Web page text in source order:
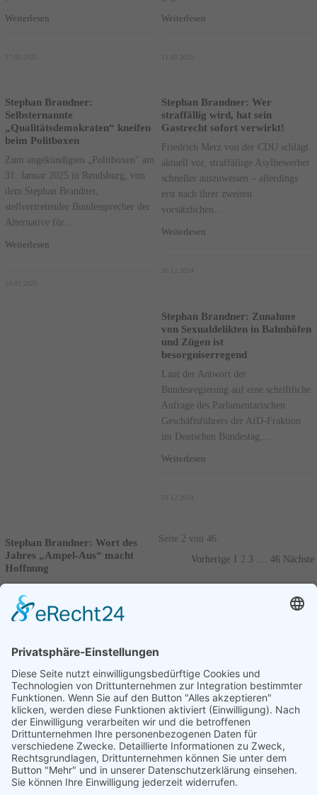
Weiterlesen Weiterlesen
Stephan Brandner:
Selbsternannte
„Qualitätsdemokraten“ kneifen
beim Politboxen
Zum angekündigten „Politboxen“ am
31. Januar 2025 in Rendsburg, von
dem Stephan Brandner,
stellvertretender Bundessprecher der
Alternative für...
Weiterlesen
24.01.2025
Stephan Brandner: Wer
straffällig wird, hat sein
Gastrecht sofort verwirkt!
Friedrich Merz von der CDU schlägt
aktuell vor, straffällige Asylbewerber
schneller auszuweisen – allerdings
erst nach ihrer zweiten
vorsätzlichen...
Weiterlesen
30.12.2024
Stephan Brandner: Zunahme
von Sexualdelikten in Bahnhöfen
und Zügen ist
besorgniserregend
Laut der Antwort der
Bundesregierung auf eine schriftliche
Anfrage des Parlamentarischen
Geschäftsführers der AfD-Fraktion
im Deutschen Bundestag,...
Weiterlesen
29.12.2024
Stephan Brandner: Wort des
Jahres „Ampel-Aus“ macht
Hoffnung
Die Gesellschaft für deutsche
Sprache (GfdS) in Wiesbaden teilte
mit, dass „Ampel-Aus“ zum „Wort
Weiterlesen
07.12.2024
Seite 2 von 46.
Vorherige 1 2 3 46 Nächste